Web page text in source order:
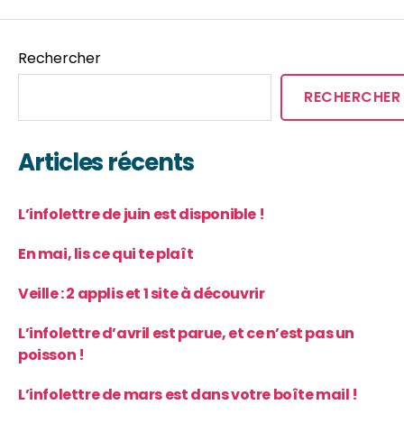
Rechercher
RECHERCHER
Articles récents
L’infolettre de juin est disponible !
En mai, lis ce qui te plaît
Veille : 2 applis et 1 site à découvrir
L’infolettre d’avril est parue, et ce n’est pas un
poisson !
L’infolettre de mars est dans votre boîte mail !